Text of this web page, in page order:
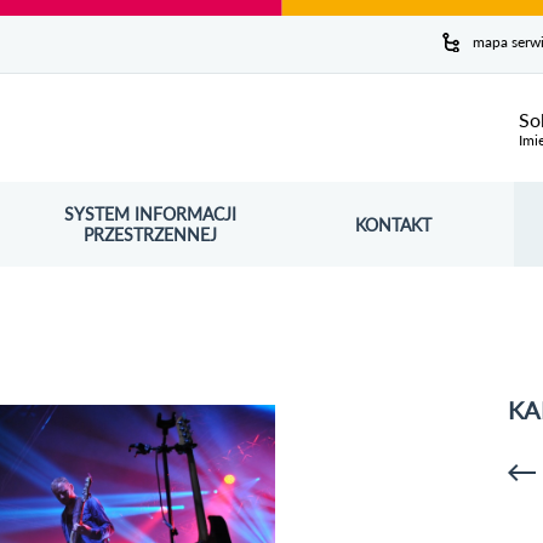
mapa
SYSTEM INFORMACJI
PRZESTRZENNEJ
OTWORZY SIĘ W NOWYM OKNIE KONTAKT